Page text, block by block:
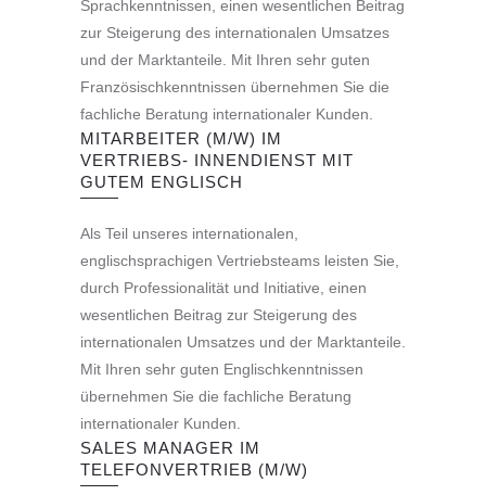
Sprachkenntnissen, einen wesentlichen Beitrag
zur Steigerung des internationalen Umsatzes
und der Marktanteile. Mit Ihren sehr guten
Französischkenntnissen übernehmen Sie die
fachliche Beratung internationaler Kunden.
MITARBEITER (M/W) IM
VERTRIEBS- INNENDIENST MIT
GUTEM ENGLISCH
Als Teil unseres internationalen,
englischsprachigen Vertriebsteams leisten Sie,
durch Professionalität und Initiative, einen
wesentlichen Beitrag zur Steigerung des
internationalen Umsatzes und der Marktanteile.
Mit Ihren sehr guten Englischkenntnissen
übernehmen Sie die fachliche Beratung
internationaler Kunden.
SALES MANAGER IM
TELEFONVERTRIEB (M/W)